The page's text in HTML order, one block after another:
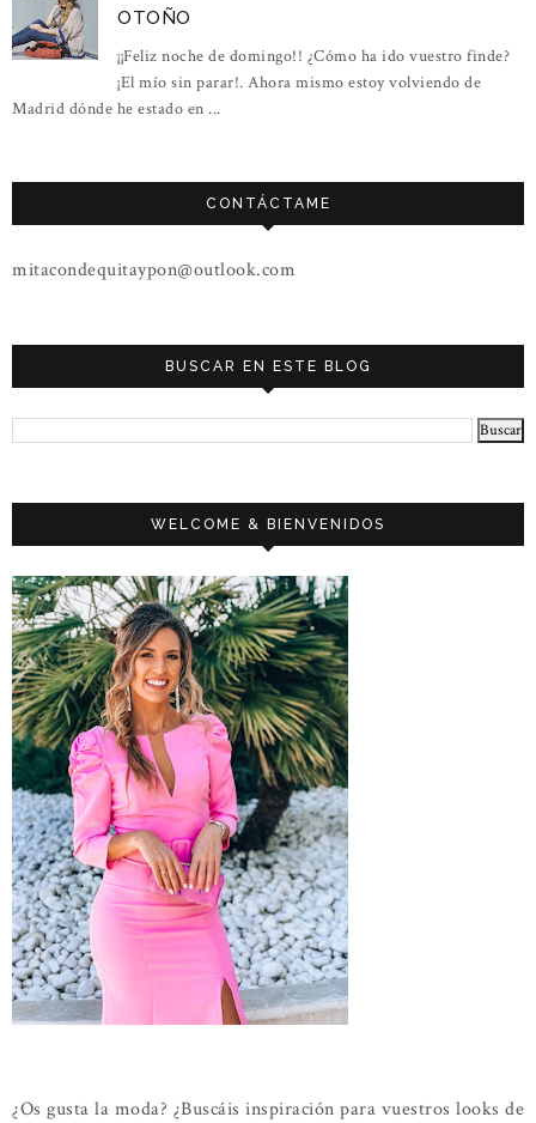
OTOÑO
¡¡Feliz noche de domingo!! ¿Cómo ha ido vuestro finde?
¡El mío sin parar!. Ahora mismo estoy volviendo de
Madrid dónde he estado en ...
CONTÁCTAME
mitacondequitaypon@outlook.com
BUSCAR EN ESTE BLOG
WELCOME & BIENVENIDOS
¿Os gusta la moda? ¿Buscáis inspiración para vuestros looks de